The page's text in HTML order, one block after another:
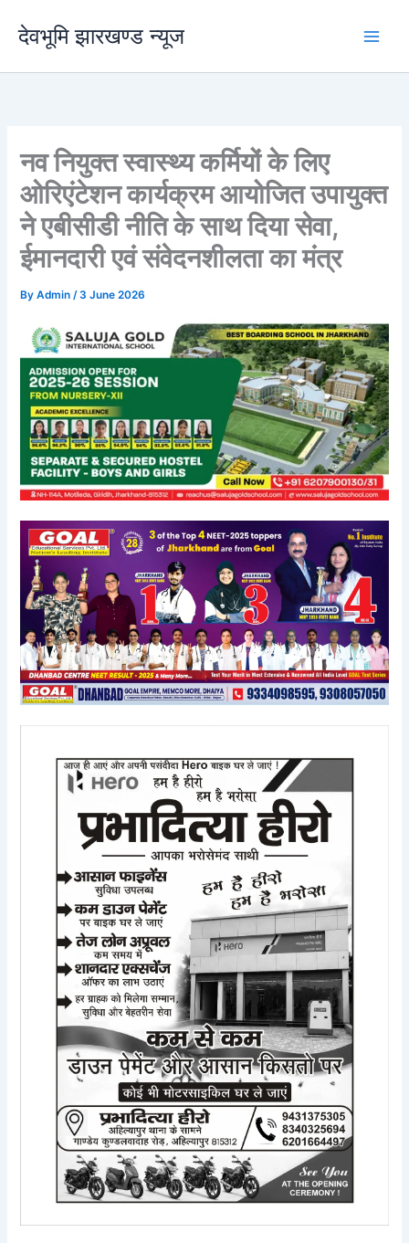
content
देवभूमि झारखण्ड न्यूज
नव नियुक्त स्वास्थ्य कर्मियों के लिए
ओरिएंटेशन कार्यक्रम आयोजित उपायुक्त
ने एबीसीडी नीति के साथ दिया सेवा,
ईमानदारी एवं संवेदनशीलता का मंत्र
ByAdmin/3 June 2026